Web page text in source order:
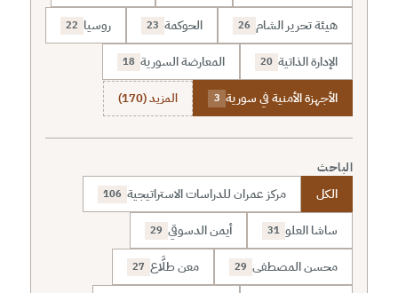
هيئة تحرير الشام 26 الحوكمة 23 روسيا 22
الإدارة الذاتية 20 المعارضة السورية 18
الأجهزة الأمنية في سورية 3 المزيد (170)
الباحث
الكل مركز عمران للدراسات الاستراتيجية 106
ساشا العلو 31 أيمن الدسوقي 29
محسن المصطفى 29 معن طلَّاع 27